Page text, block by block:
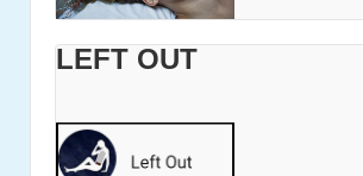
LEFT OUT